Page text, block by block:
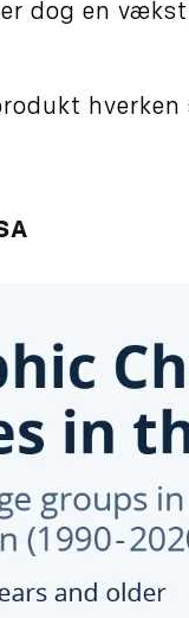
dog en vækst